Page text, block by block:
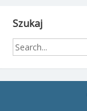
Szukaj